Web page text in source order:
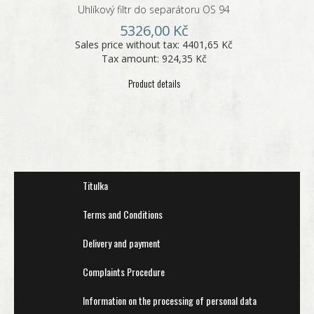
Uhlíkový filtr do separátoru OS 94
5326,00 Kč
Sales price without tax: 4401,65 Kč
Tax amount: 924,35 Kč
Product details
Titulka
Terms and Conditions
Delivery and payment
Complaints Procedure
Information on the processing of personal data